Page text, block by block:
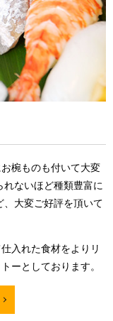
椀ものも付いて大変
れないほど種類豊富に
、大変ご好評を頂いて
入れた食材をよりリ
ーとしております。